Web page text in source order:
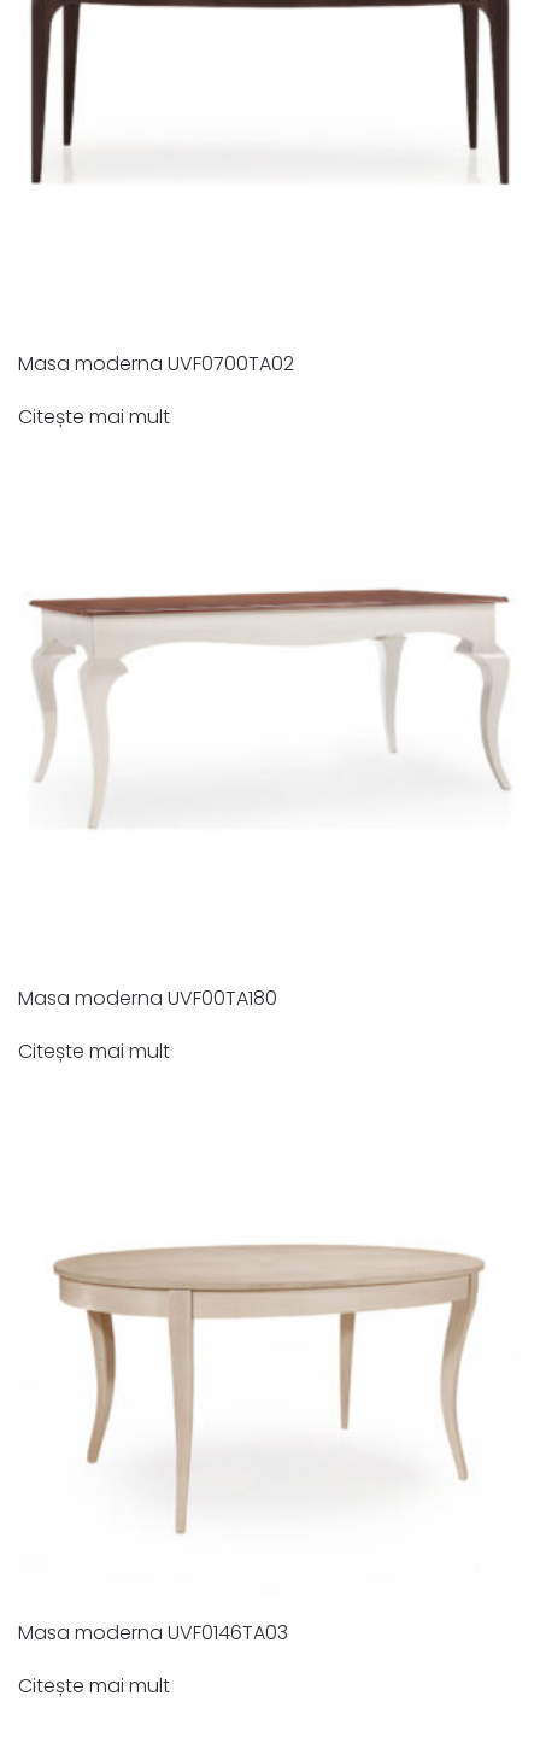
Masa moderna UVF0700TA02
Citește mai mult
Masa moderna UVF00TA180
Citește mai mult
Masa moderna UVF0146TA03
Citește mai mult